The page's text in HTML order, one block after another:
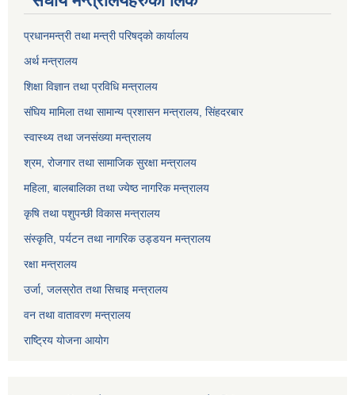
प्रधानमन्त्री तथा मन्त्री परिषद्को कार्यालय
अर्थ मन्त्रालय
शिक्षा विज्ञान तथा प्रविधि मन्त्रालय
संघिय मामिला तथा सामान्य प्रशासन मन्त्रालय, सिंहदरबार
स्वास्थ्य तथा जनसंख्या मन्त्रालय
श्रम, रोजगार तथा सामाजिक सुरक्षा मन्त्रालय
महिला, बालबालिका तथा ज्येष्ठ नागरिक मन्त्रालय
कृषि तथा पशुपन्छी विकास मन्त्रालय
संस्कृति, पर्यटन तथा नागरिक उड्डयन मन्त्रालय
रक्षा मन्त्रालय
उर्जा, जलस्रोत तथा सिचाइ मन्त्रालय
वन तथा वातावरण मन्त्रालय
राष्ट्रिय योजना आयोग